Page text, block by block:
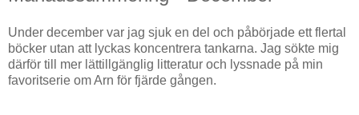
Under december var jag sjuk en del och påbörjade ett flertal
böcker utan att lyckas koncentrera tankarna. Jag sökte mig
därför till mer lättillgänglig litteratur och lyssnade på min
favoritserie om Arn för fjärde gången.